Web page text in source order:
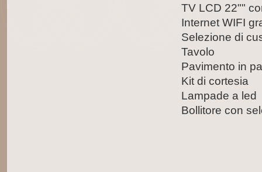
TV LCD 22""
Internet WIFI
Selezione di
Tavolo
Pavimento in
Kit di cortesia
Lampade a led
Bollitore con